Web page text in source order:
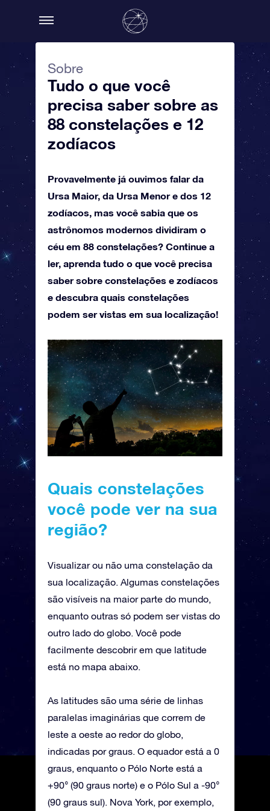
Sobre
Tudo o que você
precisa saber sobre as
88 constelações e 12
zodíacos
Provavelmente já ouvimos falar da
Ursa Maior, da Ursa Menor e dos 12
zodíacos, mas você sabia que os
astrônomos modernos dividiram o
céu em 88 constelações? Continue a
ler, aprenda tudo o que você precisa
saber sobre constelações e zodíacos
e descubra quais constelações
podem ser vistas em sua localização!
Quais constelações
você pode ver na sua
região?
Visualizar ou não uma constelação da
sua localização. Algumas constelações
são visíveis na maior parte do mundo,
enquanto outras só podem ser vistas do
outro lado do globo. Você pode
facilmente descobrir em que latitude
está no mapa abaixo.
As latitudes são uma série de linhas
paralelas imaginárias que correm de
leste a oeste ao redor do globo,
indicadas por graus. O equador está a 0
graus, enquanto o Pólo Norte está a
+90° (90 graus norte) e o Pólo Sul a -90°
(90 graus sul). Nova York, por exemplo,